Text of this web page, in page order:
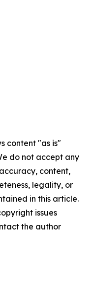
content "as is"
do not accept any
content,
legality, or
in this article.
issues
the author